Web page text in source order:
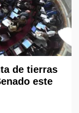
de tierras
este